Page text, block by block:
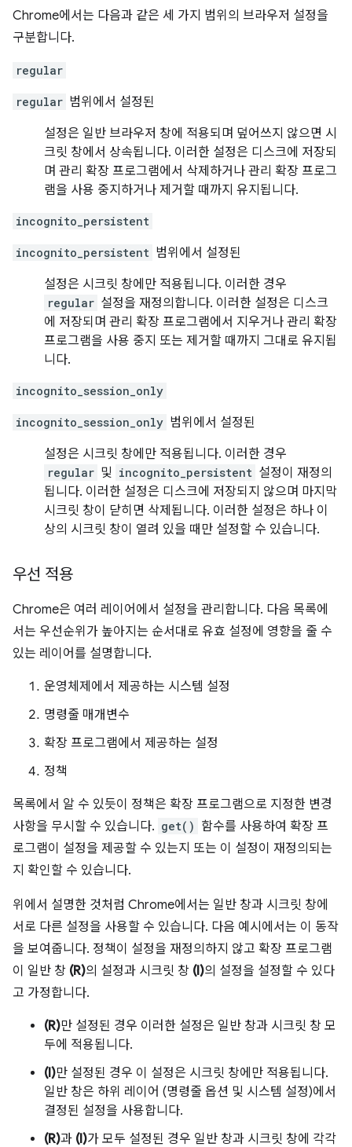
Chrome에서는 다음과 같은 세 가지 범위의 브라우저 설정을
구분합니다.
regular
regular 범위에서 설정된
설정은 일반 브라우저 창에 적용되며 덮어쓰지 않으면 시
크릿 창에서 상속됩니다. 이러한 설정은 디스크에 저장되
며 관리 확장 프로그램에서 삭제하거나 관리 확장 프로그
램을 사용 중지하거나 제거할 때까지 유지됩니다.
incognito_persistent
incognito_persistent 범위에서 설정된
설정은 시크릿 창에만 적용됩니다. 이러한 경우
regular 설정을 재정의합니다. 이러한 설정은 디스크
에 저장되며 관리 확장 프로그램에서 지우거나 관리 확장
프로그램을 사용 중지 또는 제거할 때까지 그대로 유지됩
니다.
incognito_session_only
incognito_session_only 범위에서 설정된
설정은 시크릿 창에만 적용됩니다. 이러한 경우
regular 및 incognito_persistent 설정이 재정의
됩니다. 이러한 설정은 디스크에 저장되지 않으며 마지막
시크릿 창이 닫히면 삭제됩니다. 이러한 설정은 하나 이
상의 시크릿 창이 열려 있을 때만 설정할 수 있습니다.
우선 적용
Chrome은 여러 레이어에서 설정을 관리합니다. 다음 목록에
서는 우선순위가 높아지는 순서대로 유효 설정에 영향을 줄 수
있는 레이어를 설명합니다.
운영체제에서 제공하는 시스템 설정
명령줄 매개변수
확장 프로그램에서 제공하는 설정
정책
목록에서 알 수 있듯이 정책은 확장 프로그램으로 지정한 변경
사항을 무시할 수 있습니다. get() 함수를 사용하여 확장 프
로그램이 설정을 제공할 수 있는지 또는 이 설정이 재정의되는
지 확인할 수 있습니다.
위에서 설명한 것처럼 Chrome에서는 일반 창과 시크릿 창에
서로 다른 설정을 사용할 수 있습니다. 다음 예시에서는 이 동작
을 보여줍니다. 정책이 설정을 재정의하지 않고 확장 프로그램
이 일반 창 (R)의 설정과 시크릿 창 (I)의 설정을 설정할 수 있다
고 가정합니다.
(R)만 설정된 경우 이러한 설정은 일반 창과 시크릿 창 모
두에 적용됩니다.
(I)만 설정된 경우 이 설정은 시크릿 창에만 적용됩니다.
일반 창은 하위 레이어 (명령줄 옵션 및 시스템 설정)에서
결정된 설정을 사용합니다.
(R)과 (I)가 모두 설정된 경우 일반 창과 시크릿 창에 각각